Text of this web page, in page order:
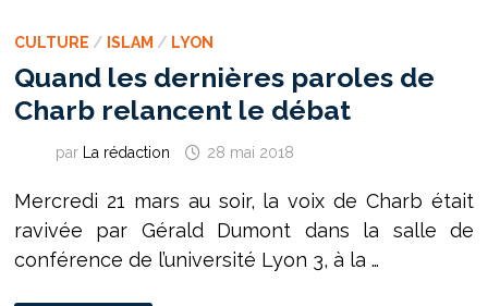
CULTURE / ISLAM / LYON
Quand les dernières paroles de
Charb relancent le débat
par La rédaction 28 mai 2018
Mercredi 21 mars au soir, la voix de Charb était
ravivée par Gérald Dumont dans la salle de
conférence de l’université Lyon 3, à la …